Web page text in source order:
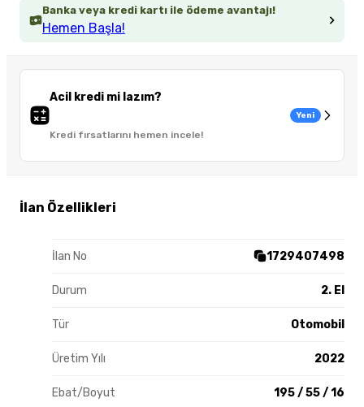
Banka veya kredi kartı ile ödeme avantajı!
Hemen Başla!
Acil kredi mi lazım?
Kredi fırsatlarını hemen incele!
Yeni
İlan Özellikleri
İlan No 1729407498
Durum 2. El
Tür Otomobil
Üretim Yılı 2022
Ebat/Boyut 195 / 55 / 16